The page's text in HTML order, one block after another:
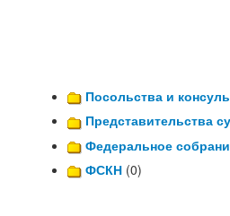
Посольства и
Представительства
Федеральное
ФСКН (0)